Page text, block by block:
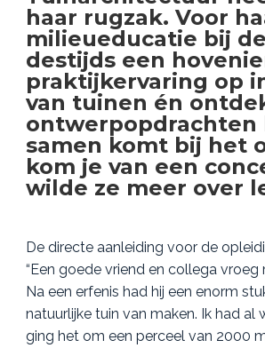
haar rugzak. Voor
milieueducatie bij
destijds een
praktijkervaring op
van tuinen én
ontwerpopdrachten
samen komt bij het
kom je van een
wilde ze meer over
De directe aanleiding voor de
“Een goede vriend en collega
Na een erfenis had hij een enorm
natuurlijke tuin van maken. Ik had
ging het om een perceel van 2000